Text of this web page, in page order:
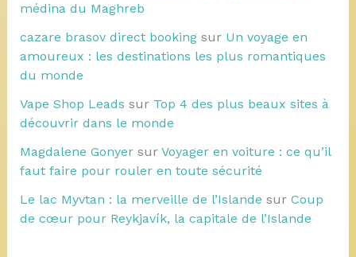
médina du Maghreb
cazare brasov direct bookingsur Un voyage en
amoureux : les destinations les plus romantiques
du monde
Vape Shop Leads sur Top 4 des plus beaux sites à
découvrir dans le monde
Magdalene Gonyersur Voyager en voiture : ce qu’il
faut faire pour rouler en toute sécurité
Le lac Myvtan : la merveille de l’Islande sur Coup
de cœur pour Reykjavík, la capitale de l’Islande